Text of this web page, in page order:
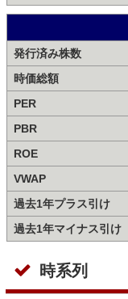
発行済み株数
時価総額
PER
PBR
ROE
VWAP
過去1年プラス引け
過去1年マイナス引け
時系列